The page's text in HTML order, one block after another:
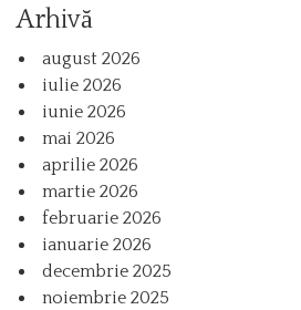
Arhivă
august 2026
iulie 2026
iunie 2026
mai 2026
aprilie 2026
martie 2026
februarie 2026
ianuarie 2026
decembrie 2025
noiembrie 2025